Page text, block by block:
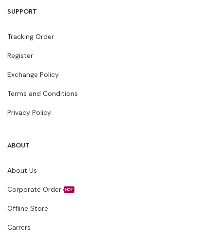
SUPPORT
Tracking Order
Register
Exchange Policy
Terms and Conditions
Privacy Policy
ABOUT
About Us
Corporate Order HOT
Offline Store
Carrers